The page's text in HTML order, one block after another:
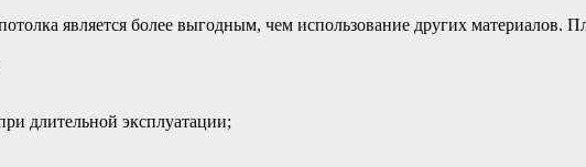
является более выгодным, чем использование других материалов.
длительной эксплуатации;